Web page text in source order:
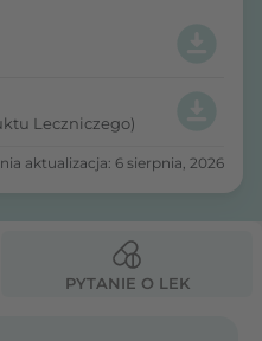
Leczniczego)
aktualizacja: 6 sierpnia, 2026
PYTANIE O LEK